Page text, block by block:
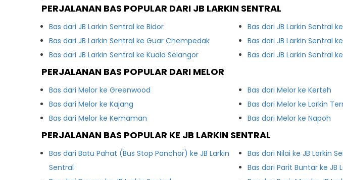
PERJALANAN BAS POPULAR DARI JB LARKIN SENTRAL
Bas dari JB Larkin Sentral ke Bidor
Bas dari JB Larkin Sentral ke Guar Chempedak
Bas dari JB Larkin Sentral ke Kuala Selangor
Bas dari JB Larkin Sentral
Bas dari JB Larkin Sentral
Bas dari JB Larkin Sentral
PERJALANAN BAS POPULAR DARI MELOR
Bas dari Melor ke Greenwood
Bas dari Melor ke Kajang
Bas dari Melor ke Kemaman
Bas dari Melor ke Kerteh
Bas dari Melor ke Larkin
Bas dari Melor ke Napoh
PERJALANAN BAS POPULAR KE JB LARKIN SENTRAL
Bas dari Batu Pahat (Bus Stop Panchor) ke JB Larkin
Sentral
Bas dari Nilai ke JB Larkin
Bas dari Parit Buntar ke JB